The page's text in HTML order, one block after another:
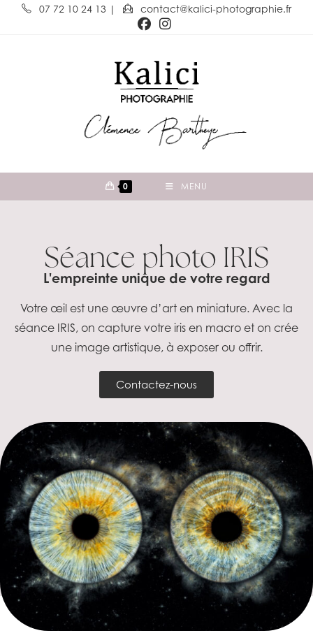
07 72 10 24 13 | contact@kalici-photographie.fr
0 MENU
Séance photo IRIS
L'empreinte unique de votre regard
Votre œil est une œuvre d’art en miniature. Avec la
séance IRIS, on capture votre iris en macro et on crée
une image artistique, à exposer ou offrir.
Contactez-nous